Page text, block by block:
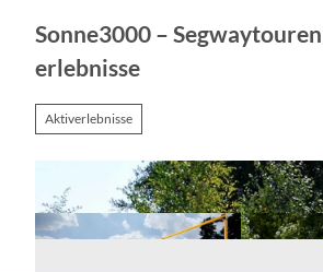
Sonne3000 –
erlebnisse
Aktiverlebnisse